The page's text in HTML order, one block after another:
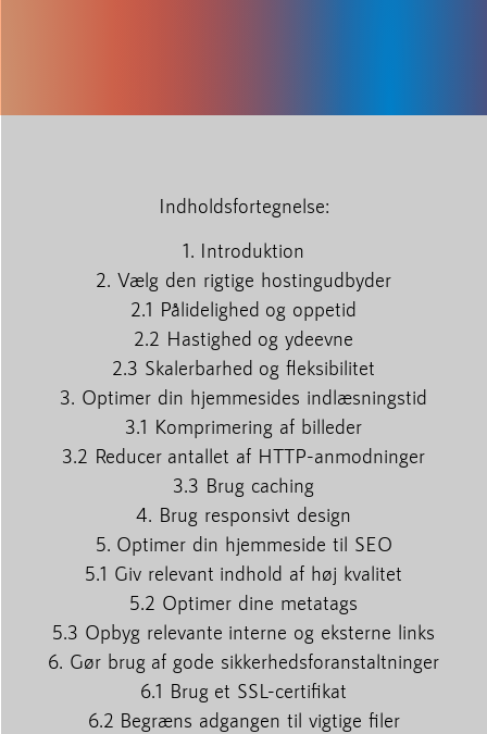
Indholdsfortegnelse:
1. Introduktion
2. Vælg den rigtige hostingudbyder
2.1 Pålidelighed og oppetid
2.2 Hastighed og ydeevne
2.3 Skalerbarhed og fleksibilitet
3. Optimer din hjemmesides indlæsningstid
3.1 Komprimering af billeder
3.2 Reducer antallet af HTTP-anmodninger
3.3 Brug caching
4. Brug responsivt design
5. Optimer din hjemmeside til SEO
5.1 Giv relevant indhold af høj kvalitet
5.2 Optimer dine metatags
5.3 Opbyg relevante interne og eksterne links
6. Gør brug af gode sikkerhedsforanstaltninger
6.1 Brug et SSL-certifikat
6.2 Begræns adgangen til vigtige filer